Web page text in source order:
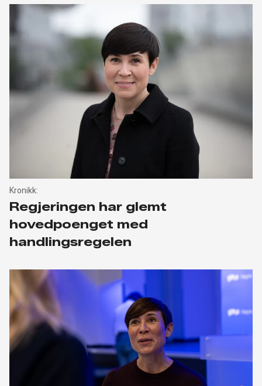
Kronikk:
Regjeringen har glemt
hovedpoenget med
handlingsregelen